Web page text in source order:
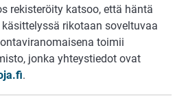
rekisteröity katsoo, että häntä
rikotaan soveltuvaa
toimii
jonka yhteystiedot ovat
.